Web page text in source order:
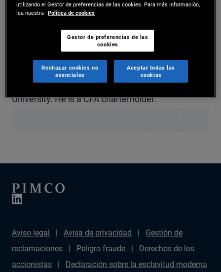
was an investment analyst focusing on portfolio
implementation, rebalancing, and trading for
RegentAtlantic Capital. He has 14 years of
investment experience and holds an
undergraduate degree in economics from Rutgers
University. He is a CFA charterholder.
Aviso legal Avisa de privacidad
Gestión de
reclamaciones
Peligro fraude
Derechos de los
accionistas
Declaración sobre la esclavitud moderna
utilizando el Gestor de preferencias de las cookies. Para más información,
lea nuestra Política de cookies
Gestor de preferencias de las
cookies
Rechazar cookies no
esenciales
Aceptar todas las
cookies